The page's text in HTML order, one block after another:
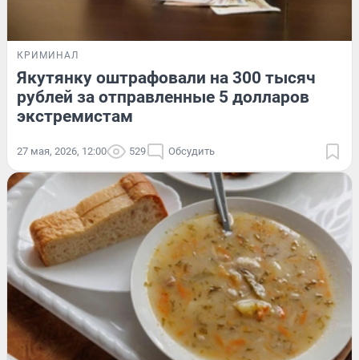
КРИМИНАЛ
Якутянку оштрафовали на 300 тысяч
рублей за отправленные 5 долларов
экстремистам
27 мая, 2026, 12:00 529 Обсудить